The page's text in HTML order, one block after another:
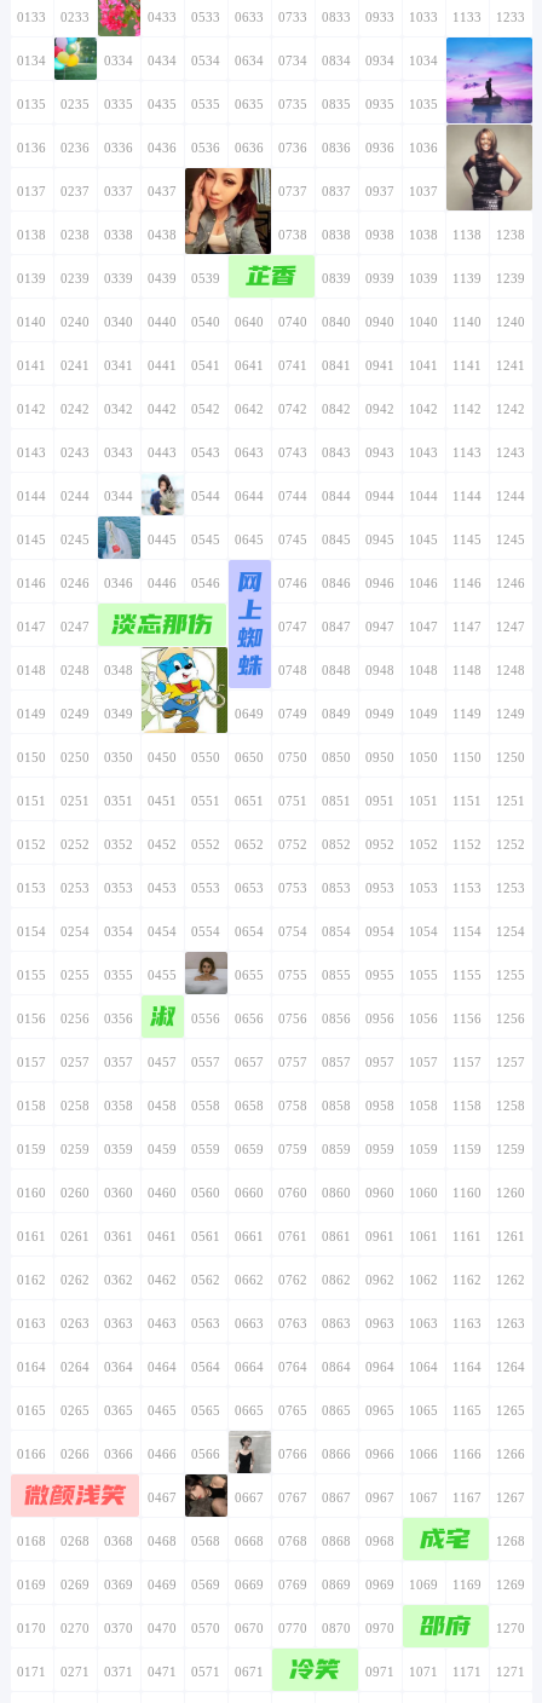
0133 0233 0333 0433 0533 0633 0733 0833 0933 1033 1133 1233
0134 0234 0334 0434 0534 0634 0734 0834 0934 1034 1134 1234
0135 0235 0335 0435 0535 0635 0735 0835 0935 1035 1135 1235
0136 0236 0336 0436 0536 0636 0736 0836 0936 1036 1136 1236
0137 0237 0337 0437 0537 0637 0737 0837 0937 1037 1137 1237
0138 0238 0338 0438 0538 0638 0738 0838 0938 1038 1138 1238
0139 0239 0339 0439 0539 0639
芷香
0739 0839 0939 1039 1139 1239
0140 0240 0340 0440 0540 0640 0740 0840 0940 1040 1140 1240
0141 0241 0341 0441 0541 0641 0741 0841 0941 1041 1141 1241
0142 0242 0342 0442 0542 0642 0742 0842 0942 1042 1142 1242
0143 0243 0343 0443 0543 0643 0743 0843 0943 1043 1143 1243
0144 0244 0344 0444 0544 0644 0744 0844 0944 1044 1144 1244
0145 0245 0345 0445 0545 0645 0745 0845 0945 1045 1145 1245
0146 0246 0346 0446 0546 0646
网
上
蜘
蛛
0746 0846 0946 1046 1146 1246
0147 0247 0347
淡忘那伤
0447 0547 0647 0747 0847 0947 1047 1147 1247
0148 0248 0348 0448 0548 0648 0748 0848 0948 1048 1148 1248
0149 0249 0349 0449 0549 0649 0749 0849 0949 1049 1149 1249
0150 0250 0350 0450 0550 0650 0750 0850 0950 1050 1150 1250
0151 0251 0351 0451 0551 0651 0751 0851 0951 1051 1151 1251
0152 0252 0352 0452 0552 0652 0752 0852 0952 1052 1152 1252
0153 0253 0353 0453 0553 0653 0753 0853 0953 1053 1153 1253
0154 0254 0354 0454 0554 0654 0754 0854 0954 1054 1154 1254
0155 0255 0355 0455 0555 0655 0755 0855 0955 1055 1155 1255
0156 0256 0356 0456
淑 0556 0656 0756 0856 0956 1056 1156 1256
0157 0257 0357 0457 0557 0657 0757 0857 0957 1057 1157 1257
0158 0258 0358 0458 0558 0658 0758 0858 0958 1058 1158 1258
0159 0259 0359 0459 0559 0659 0759 0859 0959 1059 1159 1259
0160 0260 0360 0460 0560 0660 0760 0860 0960 1060 1160 1260
0161 0261 0361 0461 0561 0661 0761 0861 0961 1061 1161 1261
0162 0262 0362 0462 0562 0662 0762 0862 0962 1062 1162 1262
0163 0263 0363 0463 0563 0663 0763 0863 0963 1063 1163 1263
0164 0264 0364 0464 0564 0664 0764 0864 0964 1064 1164 1264
0165 0265 0365 0465 0565 0665 0765 0865 0965 1065 1165 1265
0166 0266 0366 0466 0566 0666 0766 0866 0966 1066 1166 1266
0167
微颜浅笑
0267 0367 0467 0567 0667 0767 0867 0967 1067 1167 1267
0168 0268 0368 0468 0568 0668 0768 0868 0968 1068
成宅
1168 1268
0169 0269 0369 0469 0569 0669 0769 0869 0969 1069 1169 1269
0170 0270 0370 0470 0570 0670 0770 0870 0970 1070
邵府
1170 1270
0171 0271 0371 0471 0571 0671 0771
冷笑
0871 0971 1071 1171 1271